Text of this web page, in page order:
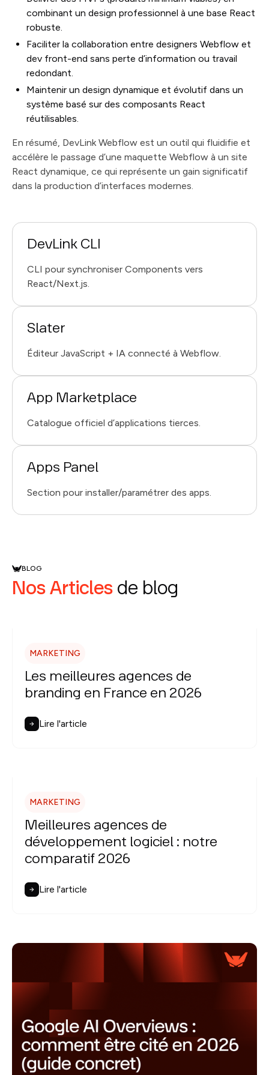
combinant un design professionnel à une base React
robuste.
Faciliter la collaboration entre designers Webflow et
dev front-end sans perte d’information ou travail
redondant.
Maintenir un design dynamique et évolutif dans un
système basé sur des composants React
réutilisables.
En résumé, DevLink Webflow est un outil qui fluidifie et
accélère le passage d’une maquette Webflow à un site
React dynamique, ce qui représente un gain significatif
dans la production d’interfaces modernes.
DevLink CLI
CLI pour synchroniser Components vers
React/Next.js.
Slater
Éditeur JavaScript + IA connecté à Webflow.
App Marketplace
Catalogue officiel d’applications tierces.
Apps Panel
Section pour installer/paramétrer des apps.
BLOG
Nos Articles de blog
MARKETING
Les meilleures agences de
branding en France en 2026
Lire l'article
MARKETING
Meilleures agences de
développement logiciel : notre
comparatif 2026
Lire l'article